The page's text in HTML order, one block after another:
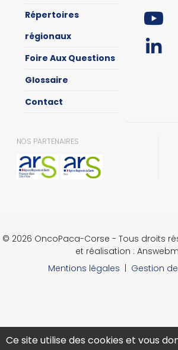
Répertoires
régionaux
Foire Aux Questions
Glossaire
Contact
NOS PARTENAIRES
© 2026 OncoPaca-Corse - Tous droits
et réalisation :
Mentions légales | Gestion
Ce site utilise des cookies et vous